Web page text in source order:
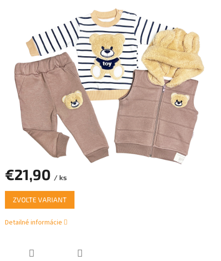
hviezdičiek.
€21,90 / ks
Jednotková
cena:
ZVOĽTE VARIANT
Detailné informácie